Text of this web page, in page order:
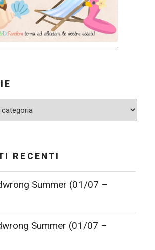
RECENTI
Summer (01/07 –
Summer (01/07 –